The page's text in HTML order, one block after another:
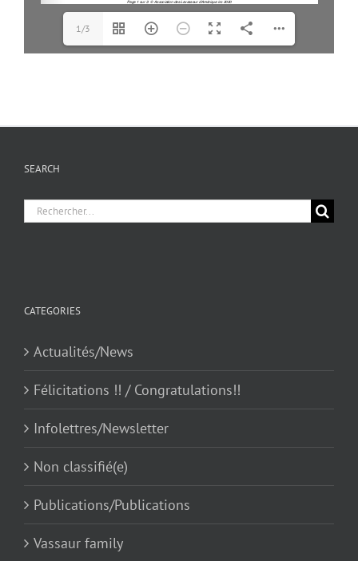
1/3
SEARCH
Chercher
CATEGORIES
Actualités/News
Félicitations !! / Congratulations!!
Infolettres/Newsletter
Non classifié(e)
Publications/Publications
Vassaur family